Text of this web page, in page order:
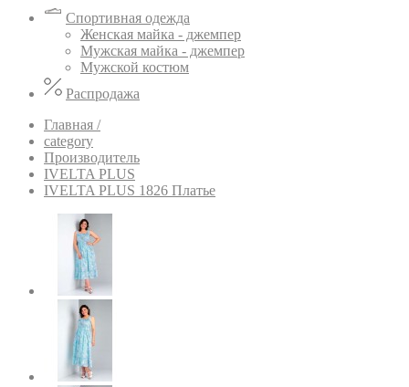
Спортивная одежда
Женская майка - джемпер
Мужская майка - джемпер
Мужской костюм
Распродажа
Главная /
category
Производитель
IVELTA PLUS
IVELTA PLUS 1826 Платье